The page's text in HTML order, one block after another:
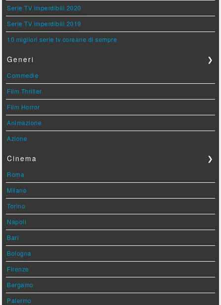
Serie TV imperdibili 2020
Serie TV imperdibili 2019
10 migliori serie tv coreane di sempre
Generi ❯
Commedie
Film Thriller
Film Horror
Animazione
Azione
Cinema ❯
Roma
Milano
Torino
Napoli
Bari
Bologna
Firenze
Bergamo
Palermo